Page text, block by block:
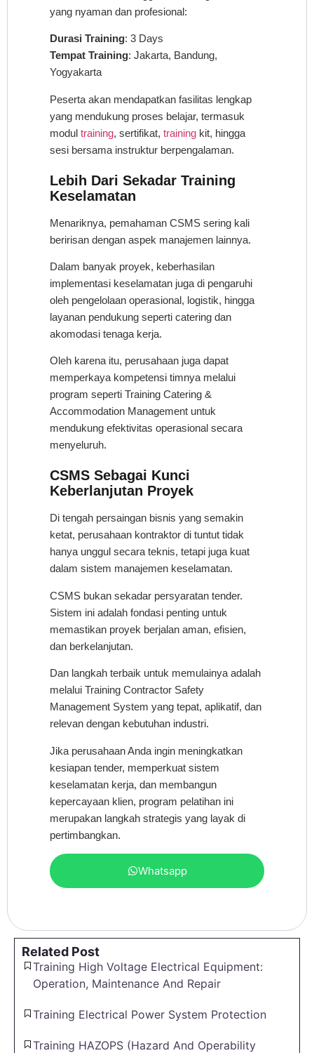
yang nyaman dan profesional:
Durasi Training: 3 Days
Tempat Training: Jakarta, Bandung,
Yogyakarta
Peserta akan mendapatkan fasilitas lengkap
yang mendukung proses belajar, termasuk
modul training, sertifikat, training kit, hingga
sesi bersama instruktur berpengalaman.
Lebih Dari Sekadar Training
Keselamatan
Menariknya, pemahaman CSMS sering kali
beririsan dengan aspek manajemen lainnya.
Dalam banyak proyek, keberhasilan
implementasi keselamatan juga di pengaruhi
oleh pengelolaan operasional, logistik, hingga
layanan pendukung seperti catering dan
akomodasi tenaga kerja.
Oleh karena itu, perusahaan juga dapat
memperkaya kompetensi timnya melalui
program seperti Training Catering &
Accommodation Management untuk
mendukung efektivitas operasional secara
menyeluruh.
CSMS Sebagai Kunci
Keberlanjutan Proyek
Di tengah persaingan bisnis yang semakin
ketat, perusahaan kontraktor di tuntut tidak
hanya unggul secara teknis, tetapi juga kuat
dalam sistem manajemen keselamatan.
CSMS bukan sekadar persyaratan tender.
Sistem ini adalah fondasi penting untuk
memastikan proyek berjalan aman, efisien,
dan berkelanjutan.
Dan langkah terbaik untuk memulainya adalah
melalui Training Contractor Safety
Management System yang tepat, aplikatif, dan
relevan dengan kebutuhan industri.
Jika perusahaan Anda ingin meningkatkan
kesiapan tender, memperkuat sistem
keselamatan kerja, dan membangun
kepercayaan klien, program pelatihan ini
merupakan langkah strategis yang layak di
pertimbangkan.
Whatsapp
Related Post
Training High Voltage Electrical Equipment:
Operation, Maintenance And Repair
Training Electrical Power System Protection
Training HAZOPS (Hazard And Operability